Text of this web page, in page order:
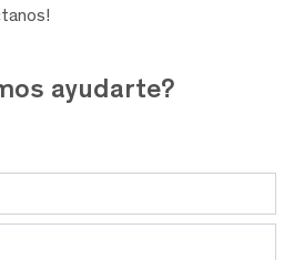
ayudarte?